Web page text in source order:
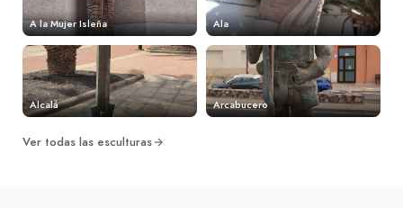
A la Mujer Isleña Ala
Alcalá Arcabucero
Ver todas las esculturas